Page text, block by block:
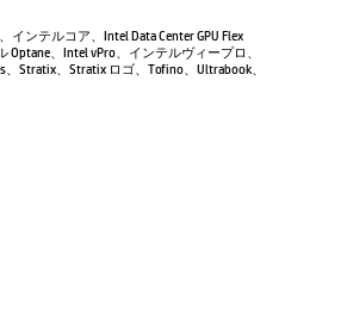
ンテルコア、Intel Data Center GPU Flex
Optane、Intel vPro、インテルヴィープロ、
Stratix、Stratix ロゴ、Tofino、Ultrabook、